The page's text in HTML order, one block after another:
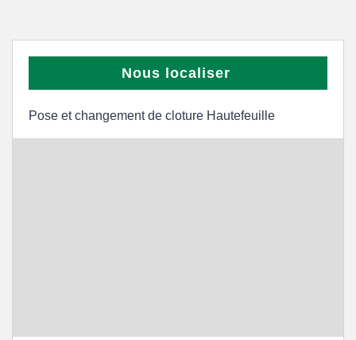
Nous localiser
Pose et changement de cloture Hautefeuille